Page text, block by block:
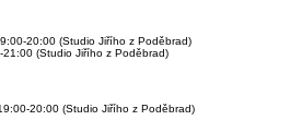
20:00 (Studio Jiřího z Poděbrad)
21:00 (Studio Jiřího z Poděbrad)
20:00 (Studio Jiřího z Poděbrad)